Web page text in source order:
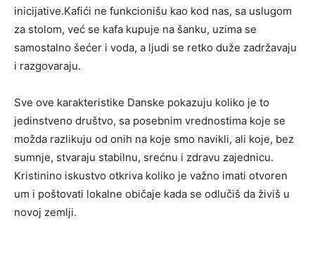
inicijative.Kafići ne funkcionišu kao kod nas, sa uslugom
za stolom, već se kafa kupuje na šanku, uzima se
samostalno šećer i voda, a ljudi se retko duže zadržavaju
i razgovaraju.
Sve ove karakteristike Danske pokazuju koliko je to
jedinstveno društvo, sa posebnim vrednostima koje se
možda razlikuju od onih na koje smo navikli, ali koje, bez
sumnje, stvaraju stabilnu, srećnu i zdravu zajednicu.
Kristinino iskustvo otkriva koliko je važno imati otvoren
um i poštovati lokalne običaje kada se odlučiš da živiš u
novoj zemlji.